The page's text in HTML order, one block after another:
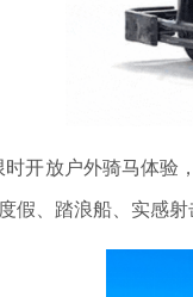
放户外骑马体验
、踏浪船、实感射